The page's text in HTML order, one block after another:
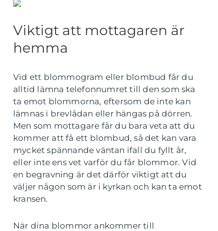
Viktigt att mottagaren är
hemma
Vid ett blommogram eller blombud får du
alltid lämna telefonnumret till den som ska
ta emot blommorna, eftersom de inte kan
lämnas i brevlådan eller hängas på dörren.
Men som mottagare får du bara veta att du
kommer att få ett blombud, så det kan vara
mycket spännande väntan ifall du fyllt år,
eller inte ens vet varför du får blommor. Vid
en begravning är det därför viktigt att du
väljer någon som är i kyrkan och kan ta emot
kransen.
När dina blommor ankommer till